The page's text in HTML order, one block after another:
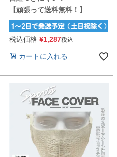
【頑張って送料無料！】
税込価格 ¥1,287税込
カートに入れる